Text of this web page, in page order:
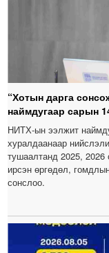
“Хотын дарга
наймдугаар сарын
НИТХ-ын ээлжит
хуралдаанаар
тушаалтанд 2025, 2026
ирсэн өргөдөл,
сонслоо.